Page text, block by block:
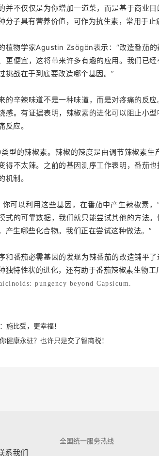
并不仅仅是为你增加一道菜，而是基于商业
分子具有营养价值，可作为抗生素，常用于止
植物学家Agustin Zsögön表示：“改造番茄
更便宜，这将带来许多有趣的应用。我们已
挑战在于到底要改造哪个基因。”
的辛辣味道不是一种味道，而是对疼痛的反
感。有证据表明，辣椒素的进化可以阻止小
反应。
型的辣椒素。辣椒的辣度是由调节辣椒素生
得不太辣。之前的基因测序工作表明，番茄
机制。
你可以利用这些基因，在番茄中产生辣椒素
式的可靠数据，我们就只能尝试其他的方法
产生哪些化合物。我们正在尝试这种做法。”
和番茄必需基因的发现为辣番茄的改造铺平
独特性状的进化，还有助于番茄辣椒素生物工
pungency beyond Capsicum.
施比受，更幸福！
健康永驻？也许只是交了智商税！
系我们
全国统一服务热线